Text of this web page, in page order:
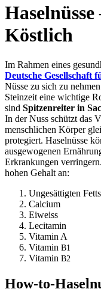
Köstlich
Im Rahmen eines
Deutsche Gesellschaft
Nüsse zu sich zu
Steinzeit eine wichtige
sind Spitzenreiter in
In der Nuss schützt das
menschlichen Körper
protegiert. Haselnüsse
ausgewogenen
Erkrankungen
hohen Gehalt an:
Ungesättigten
Calcium
Eiweiss
Lecitamin
Vitamin A
Vitamin B1
Vitamin B2
How-to-